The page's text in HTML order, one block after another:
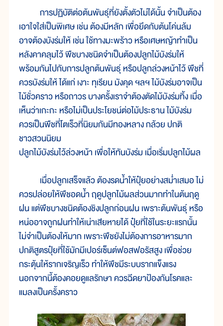
การปฏิบัติต่อต้นพันธุ์ที่ยังตั้งตัวไม่ได้นั้น จำเป็นต้อง
เอาใจใส่เป็นพิเศษ เช่น ต้องมีหลัก เพื่อยึดกับต้นโค่นล้ม
อาจต้องบังร่มให้ เช่น ใช้ทางมะพร้าว หรือเศษหญ้าทำเป็น
หลังคาคลุมไว้ พืชบางชนิดจำเป็นต้องปลูกไม้บังร่มให้
พร้อมกันไปกับการปลูกต้นพันธุ์ หรือปลูกล่วงหน้าไว้ พืชที่
ควรบังร่มให้ ได้แก่ เงาะ ทุเรียน มังคุด ฯลฯ ไม้บังร่มอาจเป็น
ไม้ชั่วคราว หรือถาวร บางครั้งเราจำต้องตัดไม้บังร่มทิ้ง เมื่อ
เห็นว่าเกะกะ หรือไม่เป็นประโยชน์ต่อไม้ประธาน ไม้บังร่ม
ควรเป็นพืชที่โตเร็วที่นิยมกันมีทองหลาง กล้วย ปกติ
ชาวสวนนิยม
ปลูกไม้บังร่มไว้ล่วงหน้า เพื่อให้ทันบังร่ม เมื่อเริ่มปลูกไม้ผล
เมื่อปลูกเสร็จแล้ว ต้องรดน้ำให้ปุ๋ยอย่างสม่ำเสมอ ไม่
ควรปล่อยให้พืชอดน้ำ ฤดูปลูกไม้ผลส่วนมากทำในต้นฤดู
ฝน แต่พืชบางชนิดต้องชิงปลูกก่อนฝน เพราะต้นพันธุ์ หรือ
หน่ออาจถูกฝนทำให้เน่าเสียหายได้ ปุ๋ยที่ใช้ในระยะแรกนั้น
ไม่จำเป็นต้องให้มาก เพราะพืชยังไม่ต้องการอาหารมาก
ปกติสูตรปุ๋ยที่ใช้มักมีเปอร์เซ็นต์ฟอสฟอรัสสูง เพื่อช่วย
กระตุ้นให้รากเจริญเร็ว ทำให้พืชมีระบบรากแข็งแรง
นอกจากนี้ต้องคอยดูแลรักษา ควรฉีดยาป้องกันโรคและ
แมลงเป็นครั้งคราว